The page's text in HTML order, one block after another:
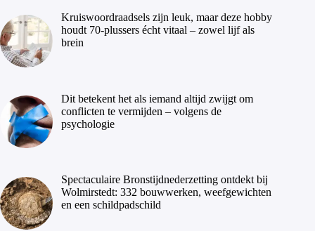
Kruiswoordraadsels zijn leuk, maar deze hobby
houdt 70-plussers écht vitaal – zowel lijf als
brein
Dit betekent het als iemand altijd zwijgt om
conflicten te vermijden – volgens de
psychologie
Spectaculaire Bronstijdnederzetting ontdekt bij
Wolmirstedt: 332 bouwwerken, weefgewichten
en een schildpadschild